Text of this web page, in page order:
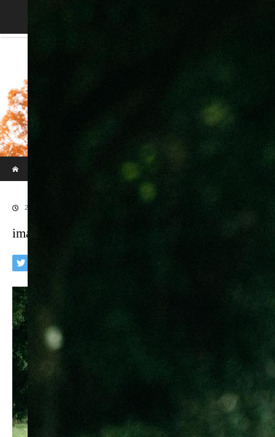
2018.03.21
imaphotograph/イマフォトグラフ